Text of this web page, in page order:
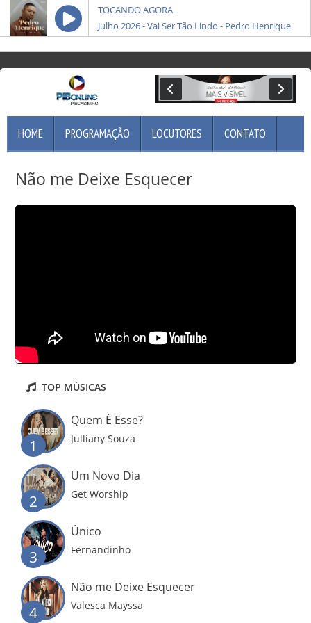
Pibonline
TOCANDO AGORA
Julho 2026 - Vai Ser Tão Lindo - Pedro Henrique
HOME PROGRAMAÇÃO LOCUTORES CONTATO
Não me Deixe Esquecer
TOP MÚSICAS
1
Quem É Esse?
Julliany Souza
2
Um Novo Dia
Get Worship
3
Único
Fernandinho
4
Não me Deixe Esquecer
Valesca Mayssa